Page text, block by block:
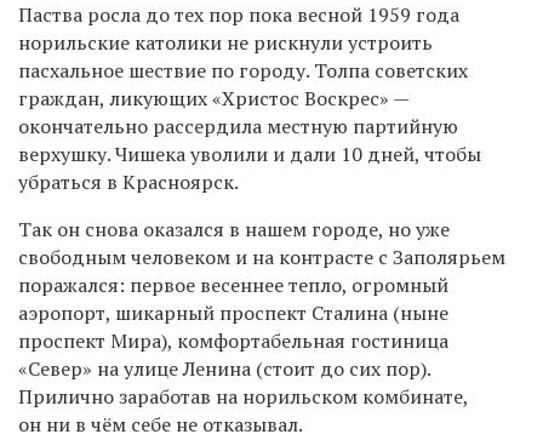
Паства росла до тех пор пока весной 1959 года
норильские католики не рискнули устроить
пасхальное шествие по городу. Толпа советских
граждан, ликующих «Христос Воскрес» —
окончательно рассердила местную партийную
верхушку. Чишека уволили и дали 10 дней, чтобы
убраться в Красноярск.
Так он снова оказался в нашем городе, но уже
свободным человеком и на контрасте с Заполярьем
поражался: первое весеннее тепло, огромный
аэропорт, шикарный проспект Сталина (ныне
проспект Мира), комфортабельная гостиница
«Север» на улице Ленина (стоит до сих пор).
Прилично заработав на норильском комбинате,
он ни в чём себе не отказывал.